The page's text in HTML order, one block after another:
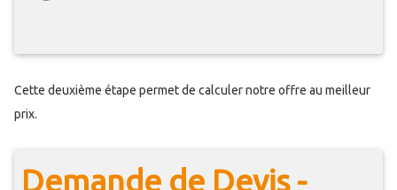
Cette deuxième étape permet de calculer notre offre au meilleur
prix.
Demande de Devis -